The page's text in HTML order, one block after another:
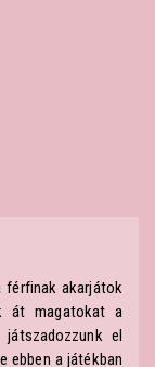
férfinak akarjátok
át magatokat a
el
ebben a játékban